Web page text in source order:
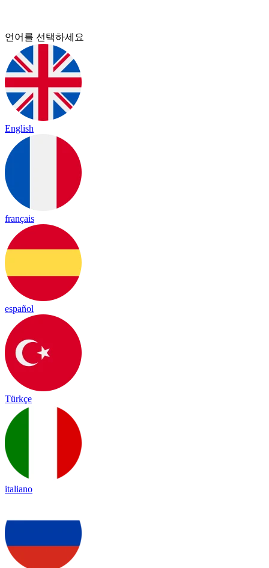
언어를 선택하세요
English
français
español
Türkçe
italiano